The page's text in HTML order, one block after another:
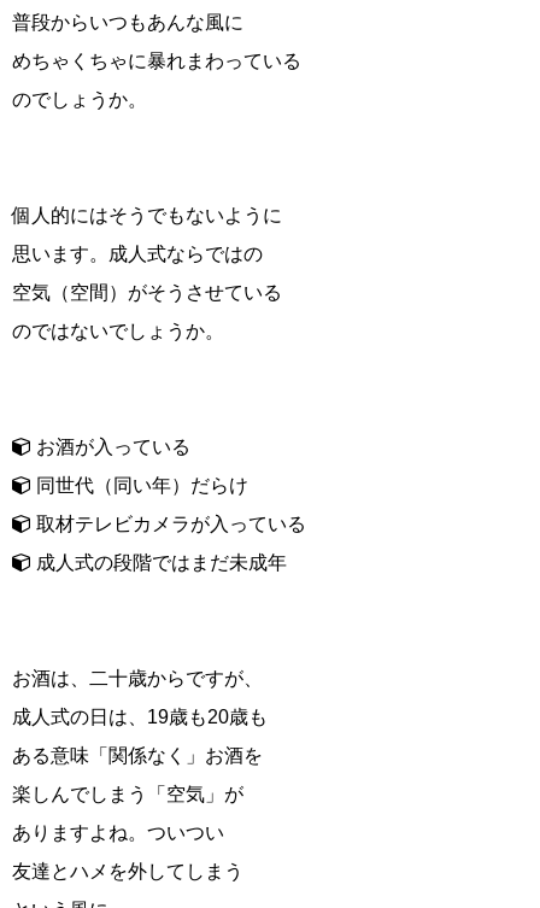
普段からいつもあんな風に
めちゃくちゃに暴れまわっている
のでしょうか。
個人的にはそうでもないように
思います。成人式ならではの
空気（空間）がそうさせている
のではないでしょうか。
お酒が入っている
同世代（同い年）だらけ
取材テレビカメラが入っている
成人式の段階ではまだ未成年
お酒は、二十歳からですが、
成人式の日は、19歳も20歳も
ある意味「関係なく」お酒を
楽しんでしまう「空気」が
ありますよね。ついつい
友達とハメを外してしまう